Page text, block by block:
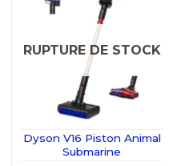
RUPTURE DE STOCK
Dyson V16 Piston Animal
Submarine